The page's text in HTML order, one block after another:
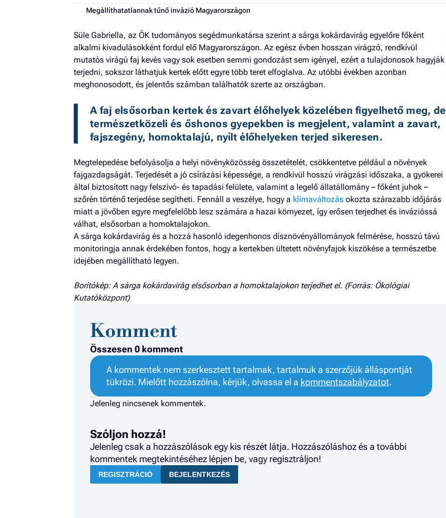
Megállíthatatlannak tűnő invázió Magyarországon
Süle Gabriella, az ÖK tudományos segédmunkatársa szerint a sárga kokárdavirág egyelőre főként
alkalmi kivadulásokként fordul elő Magyarországon. Az egész évben hosszan virágzó, rendkívül
mutatós virágú faj kevés vagy sok esetben semmi gondozást sem igényel, ezért a tulajdonosok hagyják
terjedni, sokszor láthatjuk kertek előtt egyre több teret elfoglalva. Az utóbbi években azonban
meghonosodott, és jelentős számban találhatók szerte az országban.
A faj elsősorban kertek és zavart élőhelyek közelében figyelhető meg, de
természetközeli és őshonos gyepekben is megjelent, valamint a zavart,
fajszegény, homoktalajú, nyílt élőhelyeken terjed sikeresen.
Megtelepedése befolyásolja a helyi növényközösség összetételét, csökkentetve például a növények
fajgazdagságát. Terjedését a jó csírázási képessége, a rendkívül hosszú virágzási időszaka, a gyökerei
által biztosított nagy felszívó- és tapadási felülete, valamint a legelő állatállomány – főként juhok –
szőrén történő terjedése segítheti. Fennáll a veszélye, hogy a klímaváltozás okozta szárazabb időjárás
miatt a jövőben egyre megfelelőbb lesz számára a hazai környezet, így erősen terjedhet és invázióssá
válhat, elsősorban a homoktalajokon.
A sárga kokárdavirág és a hozzá hasonló idegenhonos dísznövényállományok felmérése, hosszú távú
monitoring­ja annak érdekében fontos, hogy a kertekben ültetett növényfajok kiszökése a természetbe
idejében megállítható legyen.
Borítókép: A sárga kokárdavirág elsősorban a homoktalajokon terjedhet el. (Forrás: Ökológiai
Kutatóközpont)
Komment
Összesen 0 komment
A kommentek nem szerkesztett tartalmak, tartalmuk a szerzőjük álláspontját
tükrözi. Mielőtt hozzászólna, kérjük, olvassa el a kommentszabályzatot.
Jelenleg nincsenek kommentek.
Szóljon hozzá!
Jelenleg csak a hozzászólások egy kis részét látja. Hozzászóláshoz és a további
kommentek megtekintéséhez lépjen be, vagy regisztráljon!
REGISZTRÁCIÓ BEJELENTKEZÉS